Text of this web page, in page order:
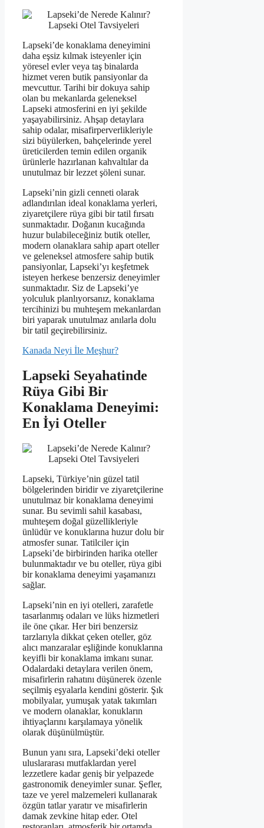
Lapseki’de konaklama deneyimini
daha eşsiz kılmak isteyenler için
yöresel evler veya taş binalarda
hizmet veren butik pansiyonlar da
mevcuttur. Tarihi bir dokuya sahip
olan bu mekanlarda geleneksel
Lapseki atmosferini en iyi şekilde
yaşayabilirsiniz. Ahşap detaylara
sahip odalar, misafirperverlikleriyle
sizi büyülerken, bahçelerinde yerel
üreticilerden temin edilen organik
ürünlerle hazırlanan kahvaltılar da
unutulmaz bir lezzet şöleni sunar.
Lapseki’nin gizli cenneti olarak
adlandırılan ideal konaklama yerleri,
ziyaretçilere rüya gibi bir tatil fırsatı
sunmaktadır. Doğanın kucağında
huzur bulabileceğiniz butik oteller,
modern olanaklara sahip apart oteller
ve geleneksel atmosfere sahip butik
pansiyonlar, Lapseki’yı keşfetmek
isteyen herkese benzersiz deneyimler
sunmaktadır. Siz de Lapseki’ye
yolculuk planlıyorsanız, konaklama
tercihinizi bu muhteşem mekanlardan
biri yaparak unutulmaz anılarla dolu
bir tatil geçirebilirsiniz.
Kanada Neyi İle Meşhur?
Lapseki Seyahatinde
Rüya Gibi Bir
Konaklama Deneyimi:
En İyi Oteller
Lapseki, Türkiye’nin güzel tatil
bölgelerinden biridir ve ziyaretçilerine
unutulmaz bir konaklama deneyimi
sunar. Bu sevimli sahil kasabası,
muhteşem doğal güzellikleriyle
ünlüdür ve konuklarına huzur dolu bir
atmosfer sunar. Tatilciler için
Lapseki’de birbirinden harika oteller
bulunmaktadır ve bu oteller, rüya gibi
bir konaklama deneyimi yaşamanızı
sağlar.
Lapseki’nin en iyi otelleri, zarafetle
tasarlanmış odaları ve lüks hizmetleri
ile öne çıkar. Her biri benzersiz
tarzlarıyla dikkat çeken oteller, göz
alıcı manzaralar eşliğinde konuklarına
keyifli bir konaklama imkanı sunar.
Odalardaki detaylara verilen önem,
misafirlerin rahatını düşünerek özenle
seçilmiş eşyalarla kendini gösterir. Şık
mobilyalar, yumuşak yatak takımları
ve modern olanaklar, konukların
ihtiyaçlarını karşılamaya yönelik
olarak düşünülmüştür.
Bunun yanı sıra, Lapseki’deki oteller
uluslararası mutfaklardan yerel
lezzetlere kadar geniş bir yelpazede
gastronomik deneyimler sunar. Şefler,
taze ve yerel malzemeleri kullanarak
özgün tatlar yaratır ve misafirlerin
damak zevkine hitap eder. Otel